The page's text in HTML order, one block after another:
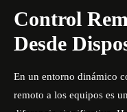
Control
Desde
En un entorno dinámico
remoto a los equipos es